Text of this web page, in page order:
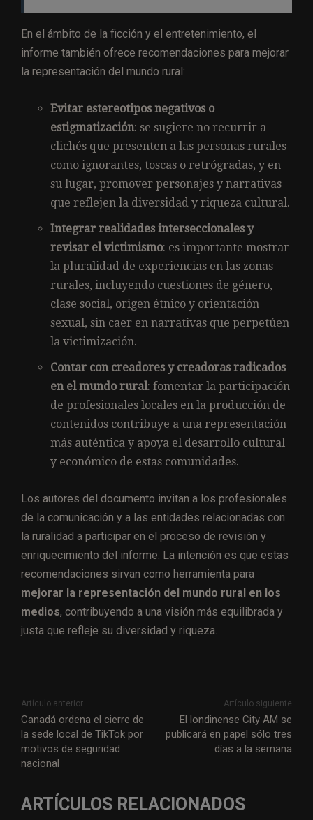
En el ámbito de la ficción y el entretenimiento, el
informe también ofrece recomendaciones para mejorar
la representación del mundo rural:
Evitar estereotipos negativos o
estigmatización: se sugiere no recurrir a
clichés que presenten a las personas rurales
como ignorantes, toscas o retrógradas, y en
su lugar, promover personajes y narrativas
que reflejen la diversidad y riqueza cultural.
Integrar realidades interseccionales y
revisar el victimismo: es importante mostrar
la pluralidad de experiencias en las zonas
rurales, incluyendo cuestiones de género,
clase social, origen étnico y orientación
sexual, sin caer en narrativas que perpetúen
la victimización.
Contar con creadores y creadoras radicados
en el mundo rural: fomentar la participación
de profesionales locales en la producción de
contenidos contribuye a una representación
más auténtica y apoya el desarrollo cultural
y económico de estas comunidades.
Los autores del documento invitan a los profesionales
de la comunicación y a las entidades relacionadas con
la ruralidad a participar en el proceso de revisión y
enriquecimiento del informe. La intención es que estas
recomendaciones sirvan como herramienta para
mejorar la representación del mundo rural en los
medios, contribuyendo a una visión más equilibrada y
justa que refleje su diversidad y riqueza.
Artículo anterior
Canadá ordena el cierre de
la sede local de TikTok por
motivos de seguridad
nacional
Artículo siguiente
El londinense City AM se
publicará en papel sólo tres
días a la semana
ARTÍCULOS RELACIONADOS